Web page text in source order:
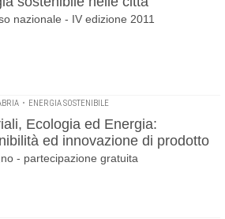
nazionale - IV edizione 2011
• ENERGIA SOSTENIBILE
Ecologia ed Energia:
ed innovazione di prodotto
- partecipazione gratuita